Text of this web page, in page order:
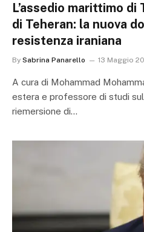
L’assedio marittimo
di Teheran: la nuova
resistenza iraniana
By Sabrina Panarello 13 Maggio
A cura di Mohammad
estera e professore di studi
riemersione di…